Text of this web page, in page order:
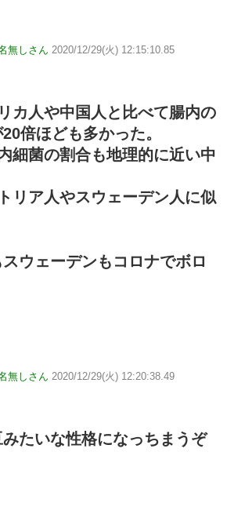
無しさん 2020/12/29(火) 12:15:10.85
カ人や中国人と比べて腸内の
倍ほども多かった。
細菌の割合も地理的に近い中
リア人やスウェーデン人に似
ウェーデンもコロナでボロ
無しさん 2020/12/29(火) 12:20:38.49
たいな性格になっちまうぞ